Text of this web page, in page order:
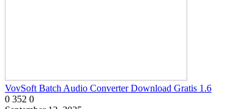
VovSoft Batch Audio Converter Download Gratis 1.6
0 352 0